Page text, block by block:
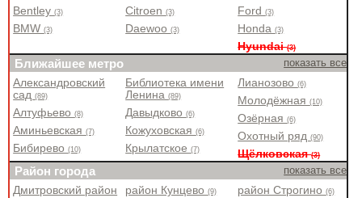
Bentley(3)
BMW(3)
Citroen(3)
Daewoo(3)
Ford(3)
Honda(3)
Hyundai(3)
Ближайшее метро показать все
Александровский
сад(89)
Алтуфьево(8)
Аминьевская(7)
Бибирево(10)
Библиотека имени
Ленина(89)
Давыдково(6)
Кожуховская(6)
Крылатское(7)
Лианозово(6)
Молодёжная(10)
Озёрная(6)
Охотный ряд(90)
Щёлковская(3)
Район города показать все
Дмитровский район район Кунцево(9) район Строгино(6)